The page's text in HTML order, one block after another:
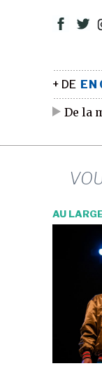
+ DE EN
De la
AU